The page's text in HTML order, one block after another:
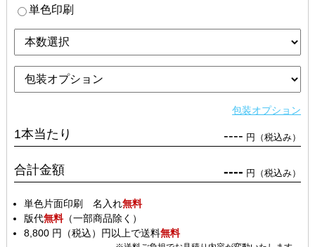
単色印刷
包装オプション
1本当たり ---- 円（税込み）
合計金額 ---- 円（税込み）
単色片面印刷 名入れ無料
版代無料（一部商品除く）
8,800 円（税込）円以上で送料無料